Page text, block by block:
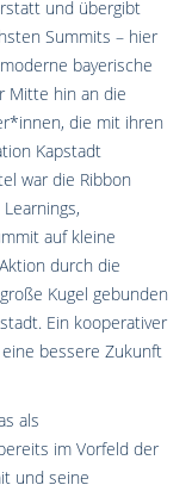
und übergibt
Summits – hier
bayerische
Mitte hin an die
die mit ihren
Kapstadt
war die Ribbon
auf kleine
durch die
Kugel gebunden
Ein kooperativer
bessere Zukunft
als
im Vorfeld der
und seine